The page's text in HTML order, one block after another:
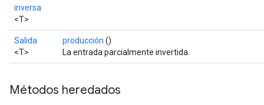
inversa
<T>
Salida
<T>
producción ()
La entrada parcialmente invertida.
Métodos heredados